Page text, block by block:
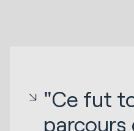
"Ce fut
parcours